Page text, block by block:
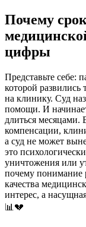
Почему
цифры
Представьте себе:
которой
на клинику. Суд
помощи. И
длиться месяцами.
компенсации,
а суд не может
это
уничтожения или
почему понимание
качества
интерес, а
📊💔